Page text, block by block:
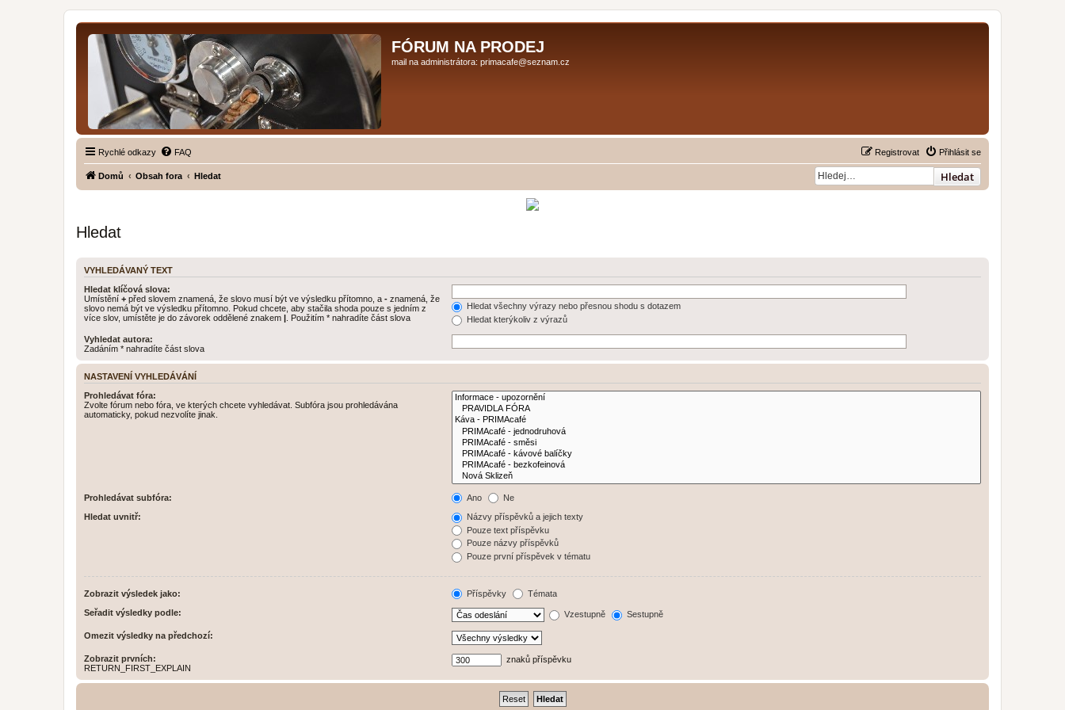
FÓRUM NA PRODEJ
mail na administrátora: primacafe@seznam.cz
Rychlé odkazy FAQ Přihlásit se
Registrovat
Domů Obsah fora Hledat Hledat
Hledat
VYHLEDÁVANÝ TEXT
Hledat klíčová slova:
Umístění + před slovem znamená, že slovo musí být ve výsledku přítomno, a - znamená, že
slovo nemá být ve výsledku přítomno. Pokud chcete, aby stačila shoda pouze s jedním z
více slov, umístěte je do závorek oddělené znakem
. Použitím * nahradíte část slova
Hledat všechny výrazy nebo přesnou shodu s dotazem
Hledat kterýkoliv z výrazů
Vyhledat autora:
Zadáním * nahradíte část slova
NASTAVENÍ VYHLEDÁVÁNÍ
Prohledávat fóra:
Zvolte fórum nebo fóra, ve kterých chcete vyhledávat. Subfóra jsou prohledávána
automaticky, pokud nezvolíte jinak.
Prohledávat subfóra: Ano Ne
Hledat uvnitř:
Názvy příspěvků a jejich texty
Pouze text příspěvku
Pouze názvy příspěvků
Pouze první příspěvek v tématu
Zobrazit výsledek jako: Příspěvky Témata
Seřadit výsledky podle: Vzestupně Sestupně
Omezit výsledky na předchozí:
Zobrazit prvních:
RETURN_FIRST_EXPLAIN
znaků příspěvku